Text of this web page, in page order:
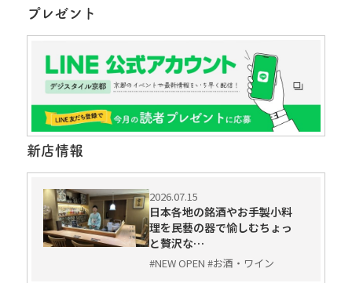
プレゼント
新店情報
2026.07.15
日本各地の銘酒やお手製小料
理を民藝の器で愉しむちょっ
と贅沢な…
#NEW OPEN #お酒・ワイン